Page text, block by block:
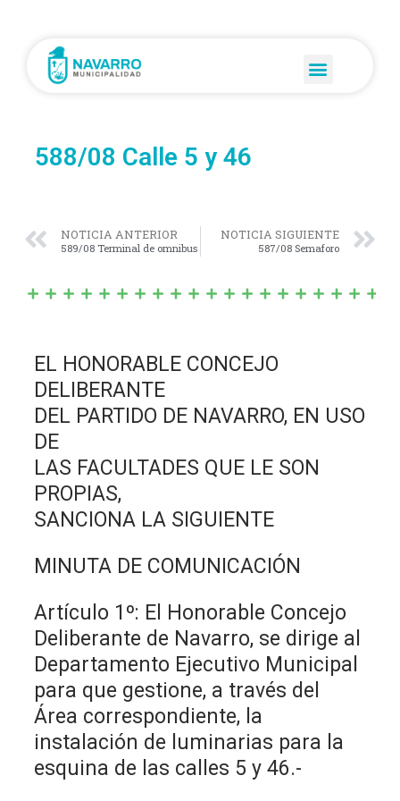
588/08 Calle 5 y 46
NOTICIA ANTERIOR
589/08 Terminal de omnibus
NOTICIA SIGUIENTE
587/08 Semaforo
EL HONORABLE CONCEJO
DELIBERANTE
DEL PARTIDO DE NAVARRO, EN USO
DE
LAS FACULTADES QUE LE SON
PROPIAS,
SANCIONA LA SIGUIENTE
MINUTA DE COMUNICACIÓN
Artículo 1º: El Honorable Concejo
Deliberante de Navarro, se dirige al
Departamento Ejecutivo Municipal
para que gestione, a través del
Área correspondiente, la
instalación de luminarias para la
esquina de las calles 5 y 46.-